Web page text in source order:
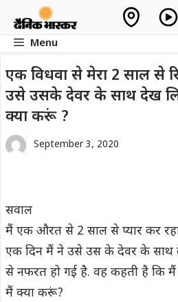
contentMenu
एक विधवा से मेरा 2 साल से
उसे उसके देवर के साथ देख
क्या करूं ?
September 3, 2020
सवाल
मैं एक औरत से 2 साल से प्यार कर
एक दिन मैं ने उसे उस के देवर के
से नफरत हो गई है. वह कहती है कि
मैं क्या करूं?